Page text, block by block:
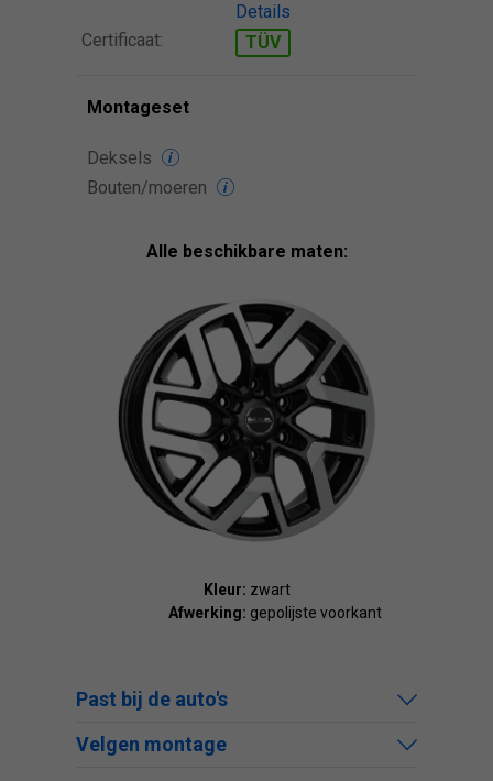
Details
Certificaat:
TÜV
Montageset
Deksels
Bouten/moeren
Alle beschikbare maten:
Kleur: zwart
Afwerking: gepolijste voorkant
Past bij de auto's
Velgen montage